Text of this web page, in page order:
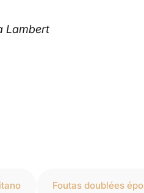
Lambert
Foutas doublées